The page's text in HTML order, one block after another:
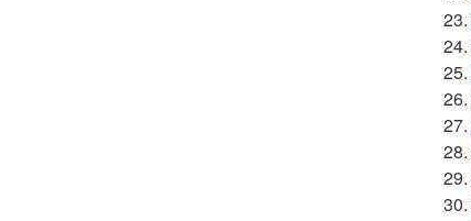
23.
24.
25.
26.
27.
28.
29.
30.